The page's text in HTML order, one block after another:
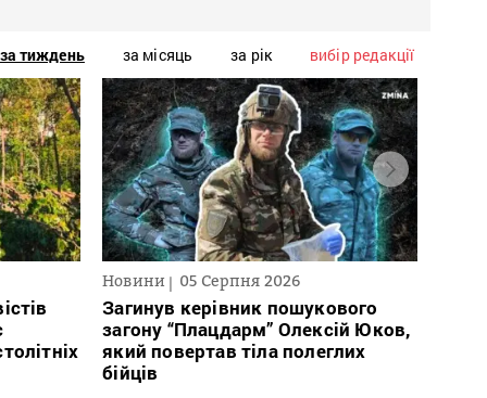
за тиждень за місяць за рік вибір редакції
Новини 05 Серпня 2026
Загинув керівник пошукового
загону “Плацдарм” Олексій Юков,
який повертав тіла полеглих
бійців